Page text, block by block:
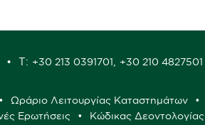
Τ: +30 213 0391701 +30 210 4827501
Ωράριο Λειτουργίας Καταστημάτων
Ερωτήσεις Κώδικας Δεοντολογίας